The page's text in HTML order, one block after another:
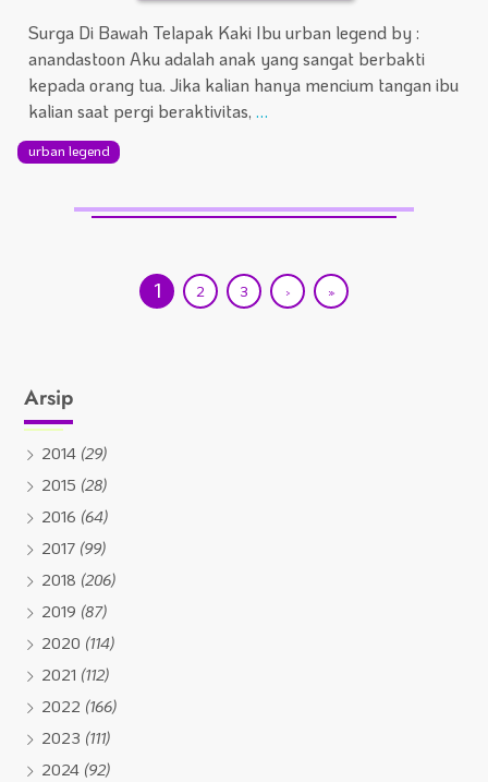
Surga Di Bawah Telapak Kaki Ibu urban legend by :
anandastoon Aku adalah anak yang sangat berbakti
kepada orang tua. Jika kalian hanya mencium tangan ibu
kalian saat pergi beraktivitas, …
urban legend
1 2 3 › »
Arsip
2014 (29)
2015 (28)
2016 (64)
2017 (99)
2018 (206)
2019 (87)
2020 (114)
2021 (112)
2022 (166)
2023 (111)
2024 (92)